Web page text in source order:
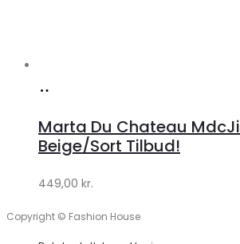
Klædeskabet.dk
Marta Du Chateau
Beige/Sort Tilbud!
449,00 kr.
Copyright © Fashion House